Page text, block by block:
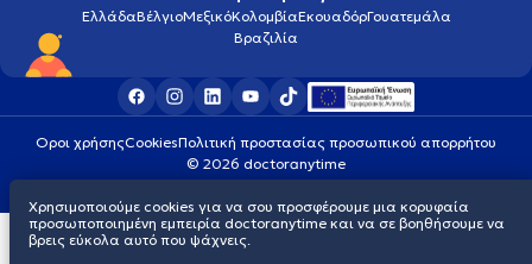
ΕλλάδαΒέλγιοΜεξικόΚολομβίαΕκουαδόρΓουατεμάλα
Βραζιλία
Οροι χρήσηςCookiesΠολιτική προστασίας προσωπικού απορρήτου
© 2026 doctoranytime
Χρησιμοποιούμε cookies για να σου προσφέρουμε μια κορυφαία
προσωποποιημένη εμπειρία doctoranytime και να σε βοηθήσουμε να
βρεις εύκολα αυτό που ψάχνεις.